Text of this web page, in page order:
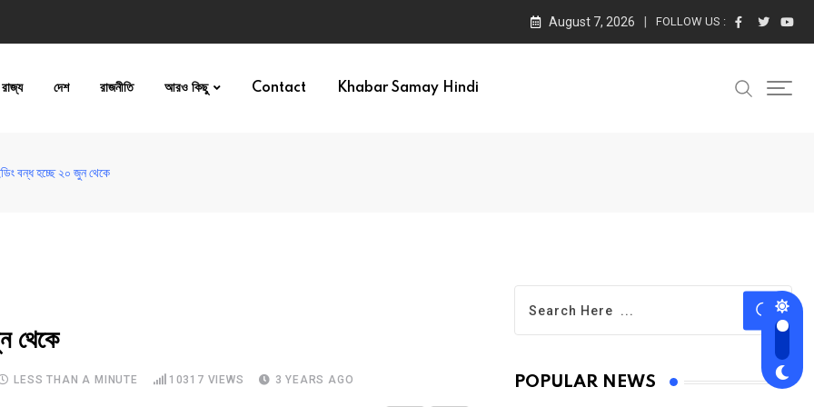
August 7, 2026 FOLLOW US :
রাজ্য দেশ রাজনীতি আরও কিছু Contact Khabar Samay Hindi
বন্ধ হচ্ছে ২০ জুন থেকে
থেকে
LESS THAN A MINUTE 10317 VIEWS 3 YEARS AGO POPULAR NEWS